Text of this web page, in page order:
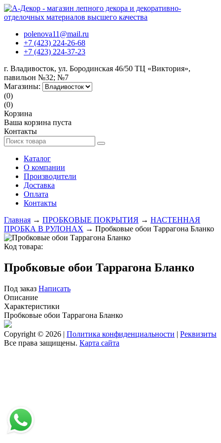
polenova11@mail.ru
+7 (423) 224-26-68
+7 (423) 224-37-23
г. Владивосток, ул. Бородинская 46/50 ТЦ «Виктория»,
павильон №32; №7
Магазины:
(0)
(0)
Корзина
Ваша корзина пуста
Контакты
Каталог
О компании
Производители
Доставка
Оплата
Контакты
Главная → ПРОБКОВЫЕ ПОКРЫТИЯ → НАСТЕННАЯ
ПРОБКА В РУЛОНАХ → Пробковые обои Таррагона Бланко
Код товара:
Пробковые обои Таррагона Бланко
Под заказ Написать
Описание
Характеристики
Пробковые обои Таррагона Бланко
Copyright © 2026 | Политика конфиденциальности | Реквизиты
Все права защищены. Карта сайта